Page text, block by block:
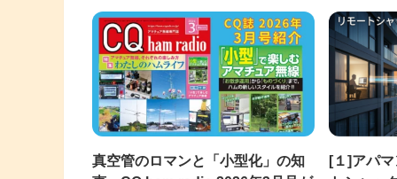
真空管のロマンと「小型化」の知
[１]アパ